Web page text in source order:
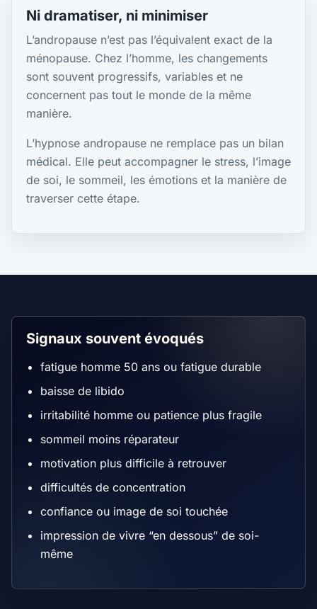
Ni dramatiser, ni minimiser
L’andropause n’est pas l’équivalent exact de la
ménopause. Chez l’homme, les changements
sont souvent progressifs, variables et ne
concernent pas tout le monde de la même
manière.
L’hypnose andropause ne remplace pas un bilan
médical. Elle peut accompagner le stress, l’image
de soi, le sommeil, les émotions et la manière de
traverser cette étape.
Signaux souvent évoqués
fatigue homme 50 ans ou fatigue durable
baisse de libido
irritabilité homme ou patience plus fragile
sommeil moins réparateur
motivation plus difficile à retrouver
difficultés de concentration
confiance ou image de soi touchée
impression de vivre “en dessous” de soi-
même